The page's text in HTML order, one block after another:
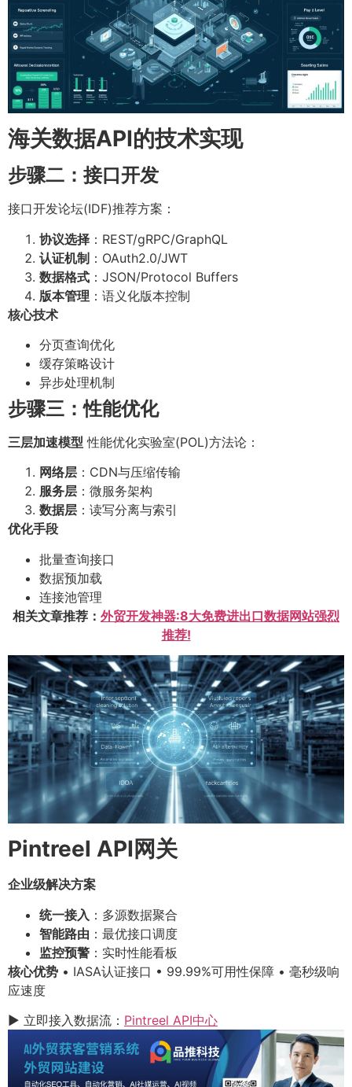
海关数据API的技术实现
步骤二：接口开发
接口开发论坛(IDF)推荐方案：
协议选择 ：REST/gRPC/GraphQL
认证机制 ：OAuth2.0/JWT
数据格式 ：JSON/Protocol Buffers
版本管理 ：语义化版本控制
核心技术
分页查询优化
缓存策略设计
异步处理机制
步骤三：性能优化
三层加速模型 性能优化实验室(POL)方法论：
网络层 ：CDN与压缩传输
服务层 ：微服务架构
数据层 ：读写分离与索引
优化手段
批量查询接口
数据预加载
连接池管理
相关文章推荐： 外贸开发神器:8大免费进出口数据网站强烈
推荐!
Pintreel API网关
企业级解决方案
统一接入 ：多源数据聚合
智能路由 ：最优接口调度
监控预警 ：实时性能看板
核心优势 • IASA认证接口 • 99.99%可用性保障 • 毫秒级响
应速度
▶ 立即接入数据流： Pintreel API中心